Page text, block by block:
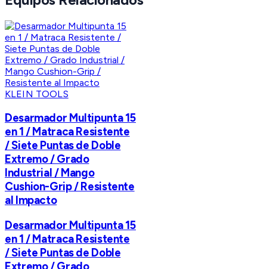
KLEIN TOOLS
Desarmador Multipunta 15
en 1 / Matraca Resistente
/ Siete Puntas de Doble
Extremo / Grado
Industrial / Mango
Cushion-Grip / Resistente
al Impacto
Desarmador Multipunta 15
en 1 / Matraca Resistente
/ Siete Puntas de Doble
Extremo / Grado